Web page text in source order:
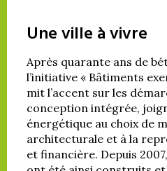
Une ville à vivre
Après quarante ans de
l’initiative « Bâtiments
mit l’accent sur les
conception intégrée,
énergétique au choix de
architecturale et à la
et financière. Depuis